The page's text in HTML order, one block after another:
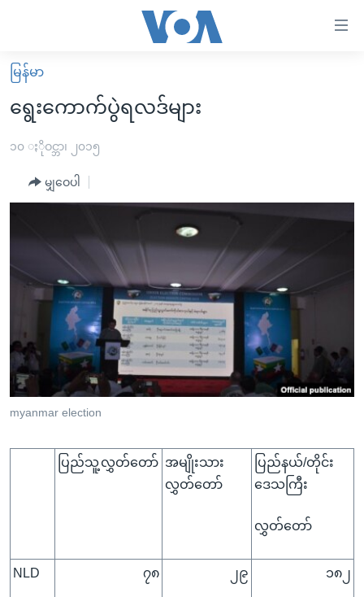
လွယ်ကူ
စေ
များ
အကြောင်းအရာ
ကျော်
ပင်မ
အ
ညွန်း
စာမျက်နှာ
နေရာ
မူလစာမျက်နှာ
မြန်မာ
ကမ္ဘာ့သတင်းများ
နိုင်ငံတကာ
အမေရိကန်
အစ္စရေး-ပါလက်စတိုင်း
သတင်းလွတ်လပ်ခွင့်
အင်္ဂလိပ်စာလေ့လာမယ်
အမေရိကန်သုံးအီဒီယံ
မကြေးမုံရဲ့ အင်္ဂလိပ်စာ
ရုပ်ရှင်ထဲက အင်္ဂလိပ်စာ
သုတပဒေသာ အင်္ဂလိပ်စာ
အပတ်စဉ်ကဏ္ဍများ
တီဗွီ
ရေဒီယိုနှင့်ရုပ်သံ အချက်အလက်များ
ရေဒီယို/တီဗွီအစီအစဉ်
Learning English
မြန်မာ
ရွေးကောက်ပွဲရလဒ်များ
၁၀ ႏိုဝင္ဘာ၊ ၂၀၁၅
မျှဝေပါ
myanmar election
ပြည်သူ့လွှတ်တော် အမျိုးသား
လွှတ်တော်
ပြည်နယ်/တိုင်း
ဒေသကြီး
လွှတ်တော်
NLD ၇၈ ၂၉ ၁၈၂